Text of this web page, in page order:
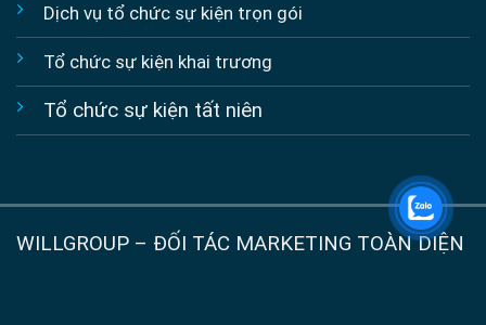
Dịch vụ tổ chức sự kiện trọn gói
Tổ chức sự kiện khai trương
Tổ chức sự kiện tất niên
WILLGROUP – ĐỐI TÁC MARKETING TOÀN DIỆN